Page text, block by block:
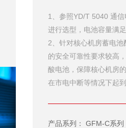
1、参照YD/T 5040 通
进行选型，电池容量满
2、针对核心机房蓄电
的安全可靠性要求较高
酸电池，保障核心机房
在市电中断等情况下起
产品系列： GFM-C系列